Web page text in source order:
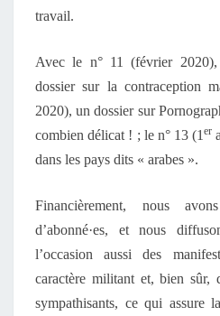
travail.
Avec le n° 11 (février 2020),
dossier sur la contraception
2020), un dossier sur
combien délicat ! ; le n° 13 (1er
dans les pays dits « arabes ».
Financièrement, nous
d’abonné·es, et nous
l’occasion aussi des
caractère militant et, bien sûr,
sympathisants, ce qui assure